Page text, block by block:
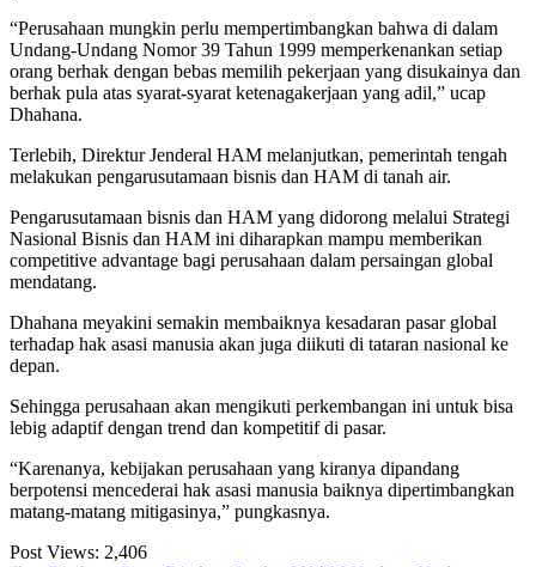
“Perusahaan mungkin perlu mempertimbangkan bahwa di dalam
Undang-Undang Nomor 39 Tahun 1999 memperkenankan setiap
orang berhak dengan bebas memilih pekerjaan yang disukainya dan
berhak pula atas syarat-syarat ketenagakerjaan yang adil,” ucap
Dhahana.
Terlebih, Direktur Jenderal HAM melanjutkan, pemerintah tengah
melakukan pengarusutamaan bisnis dan HAM di tanah air.
Pengarusutamaan bisnis dan HAM yang didorong melalui Strategi
Nasional Bisnis dan HAM ini diharapkan mampu memberikan
competitive advantage bagi perusahaan dalam persaingan global
mendatang.
Dhahana meyakini semakin membaiknya kesadaran pasar global
terhadap hak asasi manusia akan juga diikuti di tataran nasional ke
depan.
Sehingga perusahaan akan mengikuti perkembangan ini untuk bisa
lebig adaptif dengan trend dan kompetitif di pasar.
“Karenanya, kebijakan perusahaan yang kiranya dipandang
berpotensi mencederai hak asasi manusia baiknya dipertimbangkan
matang-matang mitigasinya,” pungkasnya.
Post Views: 2,406